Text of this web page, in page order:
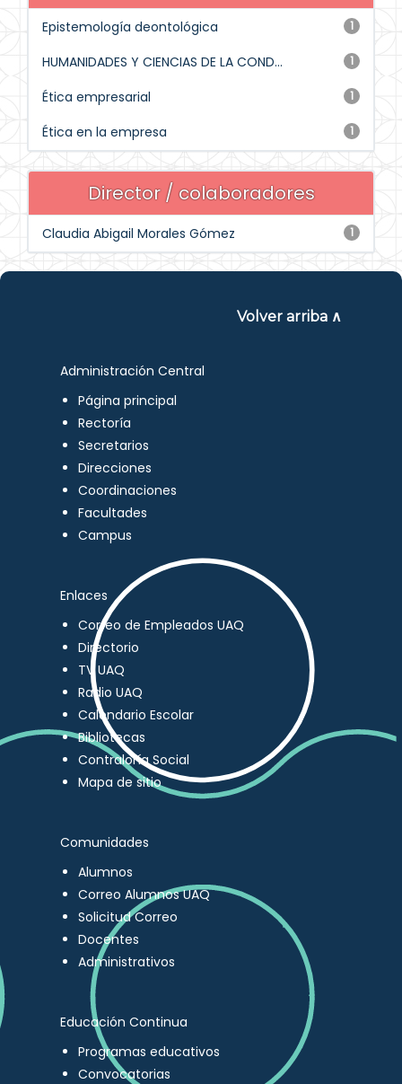
1
Epistemología deontológica
1
HUMANIDADES Y CIENCIAS DE LA COND...
1
Ética empresarial
1
Ética en la empresa
Director / colaboradores
1
Claudia Abigail Morales Gómez
Volver arriba ∧
Administración Central
Página principal
Rectoría
Secretarios
Direcciones
Coordinaciones
Facultades
Campus
Enlaces
Correo de Empleados UAQ
Directorio
TV UAQ
Radio UAQ
Calendario Escolar
Bibliotecas
Contraloría Social
Mapa de sitio
Comunidades
Alumnos
Correo Alumnos UAQ
Solicitud Correo
Docentes
Administrativos
Educación Continua
Programas educativos
Convocatorias